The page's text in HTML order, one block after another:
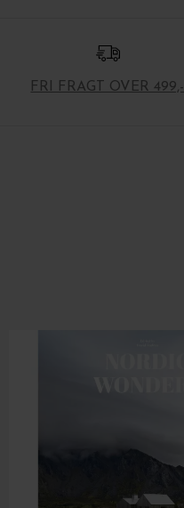
FRI FRAGT OVER 499,-